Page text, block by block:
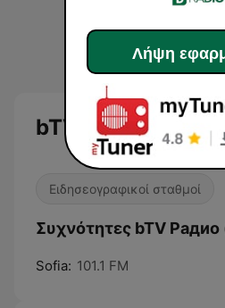
bTV Радио (BTV
Ειδησεογραφικοί σταθμοί
Συχνότητες bTV Радио
Sofia: 101.1 FM
Λήψη